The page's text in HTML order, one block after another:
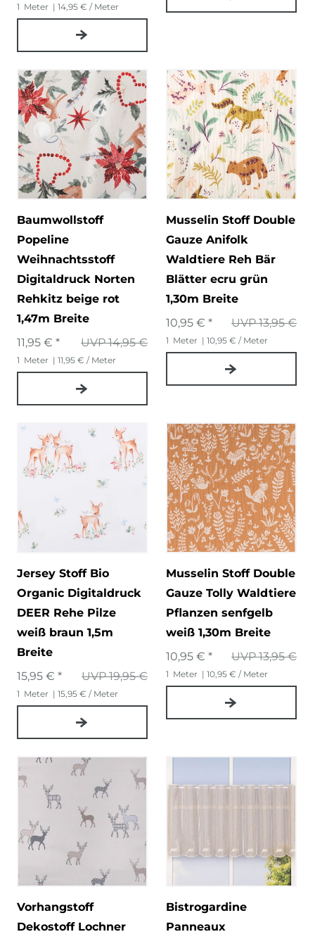
1 Meter | 14,95 € / Meter
Baumwollstoff
Popeline
Weihnachtsstoff
Digitaldruck Norten
Rehkitz beige rot
1,47m Breite
UVP 14,95 €
11,95 € *
1 Meter | 11,95 € / Meter
Musselin Stoff Double
Gauze Anifolk
Waldtiere Reh Bär
Blätter ecru grün
1,30m Breite
UVP 13,95 €
10,95 € *
1 Meter | 10,95 € / Meter
Jersey Stoff Bio
Organic Digitaldruck
DEER Rehe Pilze
weiß braun 1,5m
Breite
UVP 19,95 €
15,95 € *
1 Meter | 15,95 € / Meter
Musselin Stoff Double
Gauze Tolly Waldtiere
Pflanzen senfgelb
weiß 1,30m Breite
UVP 13,95 €
10,95 € *
1 Meter | 10,95 € / Meter
Vorhangstoff
Dekostoff Lochner
Bistrogardine
Panneaux